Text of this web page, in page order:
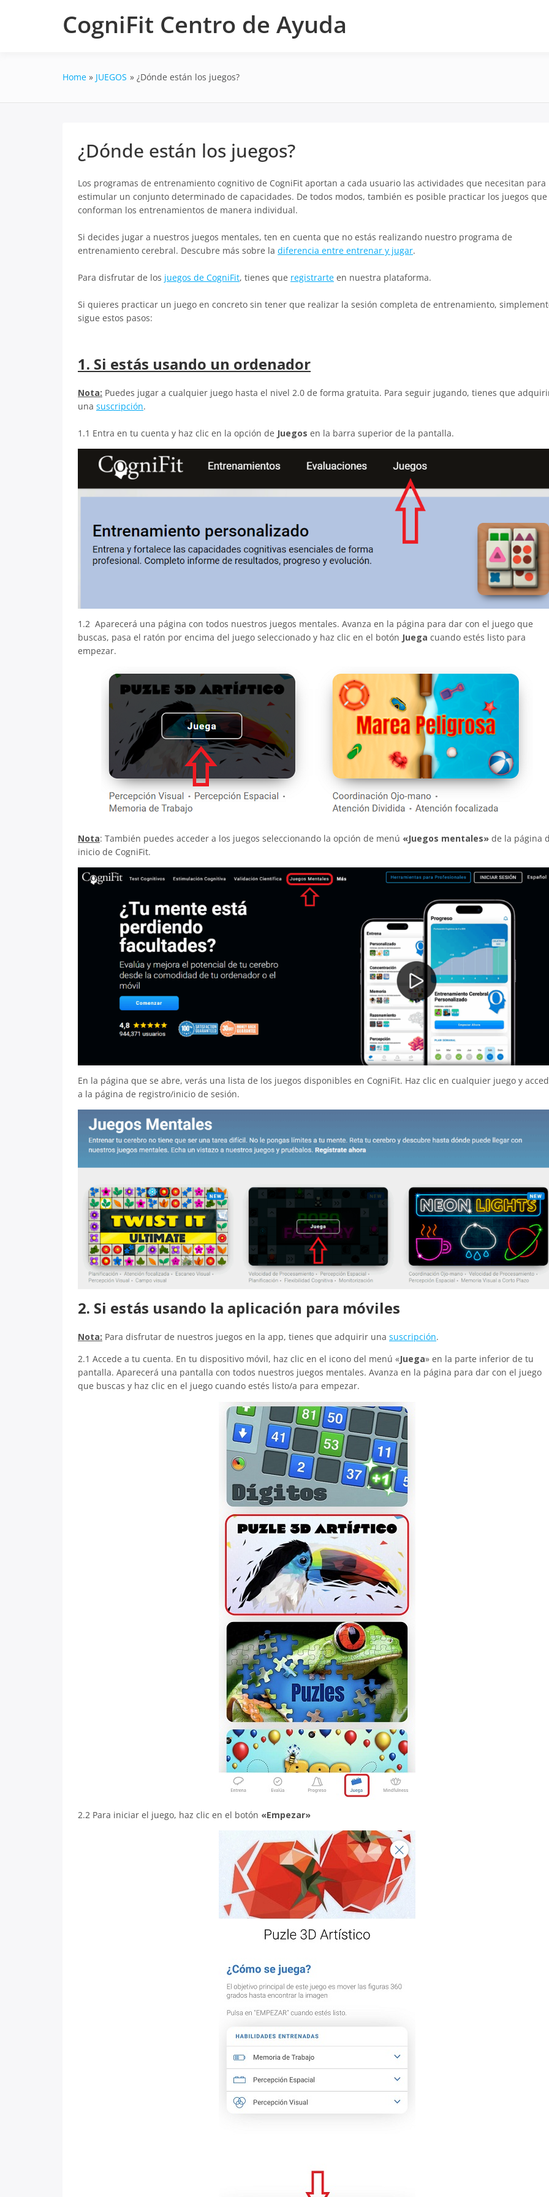
CogniFit Centro de Ayuda
Home JUEGOS ¿Dónde están los juegos?
¿Dónde están los juegos?
Los programas de entrenamiento cognitivo de CogniFit aportan a cada usuario las actividades que necesitan para
estimular un conjunto determinado de capacidades. De todos modos, también es posible practicar los juegos que
conforman los entrenamientos de manera individual.
Si decides jugar a nuestros juegos mentales, ten en cuenta que no estás realizando nuestro programa de
entrenamiento cerebral. Descubre más sobre la diferencia entre entrenar y jugar.
Para disfrutar de los juegos de CogniFit, tienes que registrarte en nuestra plataforma.
Si quieres practicar un juego en concreto sin tener que realizar la sesión completa de entrenamiento,
sigue estos pasos:
1. Si estás usando un ordenador
Nota: Puedes jugar a cualquier juego hasta el nivel 2.0 de forma gratuita. Para seguir jugando, tienes que
una suscripción.
1.1 Entra en tu cuenta y haz clic en la opción de Juegos en la barra superior de la pantalla.
1.2 Aparecerá una página con todos nuestros juegos mentales. Avanza en la página para dar con el juego que
buscas, pasa el ratón por encima del juego seleccionado y haz clic en el botón Juega cuando estés listo para
empezar.
Nota: También puedes acceder a los juegos seleccionando la opción de menú «Juegos mentales» de la página
inicio de CogniFit.
En la página que se abre, verás una lista de los juegos disponibles en CogniFit. Haz clic en cualquier juego y
a la página de registro/inicio de sesión.
2. Si estás usando la aplicación para móviles
Nota: Para disfrutar de nuestros juegos en la app, tienes que adquirir una suscripción.
2.1 Accede a tu cuenta. En tu dispositivo móvil, haz clic en el icono del menú «Juega» en la parte inferior de tu
pantalla. Aparecerá una pantalla con todos nuestros juegos mentales. Avanza en la página para dar con el juego
que buscas y haz clic en el juego cuando estés listo/a para empezar.
2.2 Para iniciar el juego, haz clic en el botón «Empezar»